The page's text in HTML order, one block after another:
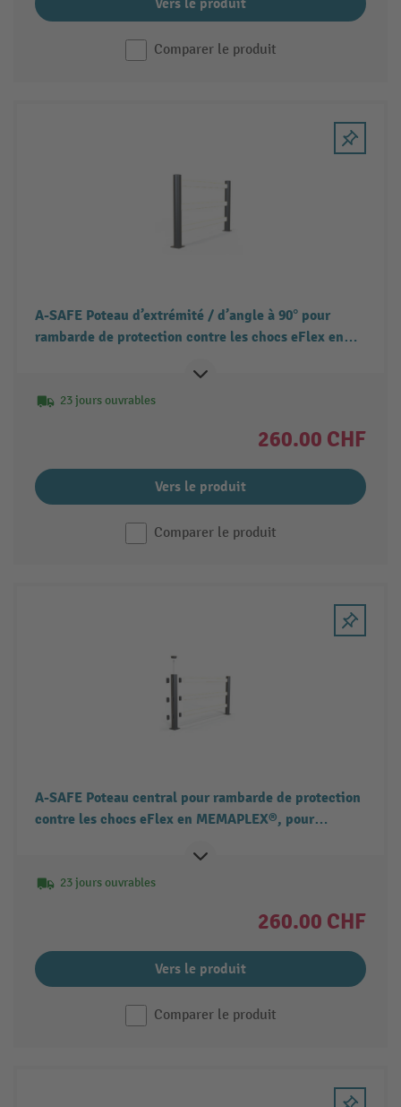
Comparer le produit
A-SAFE Poteau d’extrémité / d’angle à 90° pour
rambarde de protection contre les chocs eFlex en
23 jours ouvrables
260.00 CHF
Vers le produit
Comparer le produit
A-SAFE Poteau central pour rambarde de protection
contre les chocs eFlex en MEMAPLEX®, pour
23 jours ouvrables
260.00 CHF
Vers le produit
Comparer le produit